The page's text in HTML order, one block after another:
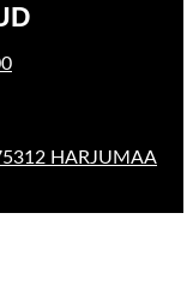
HARJUMAA